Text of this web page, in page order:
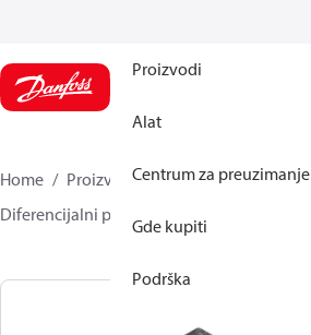
Proizvodi
Alat
Centrum za preuzimanje
Gde kupiti
Podrška
Home Proizvodi Senzorska rešenja
Diferencijalni presostati